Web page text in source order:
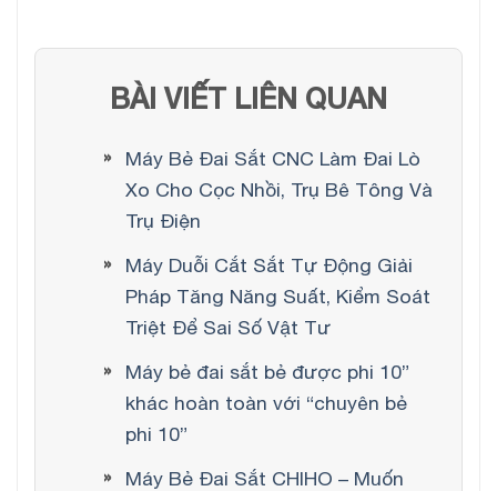
BÀI VIẾT LIÊN QUAN
Máy Bẻ Đai Sắt CNC Làm Đai Lò
Xo Cho Cọc Nhồi, Trụ Bê Tông Và
Trụ Điện
Máy Duỗi Cắt Sắt Tự Động Giải
Pháp Tăng Năng Suất, Kiểm Soát
Triệt Để Sai Số Vật Tư
Máy bẻ đai sắt bẻ được phi 10”
khác hoàn toàn với “chuyên bẻ
phi 10”
Máy Bẻ Đai Sắt CHIHO – Muốn